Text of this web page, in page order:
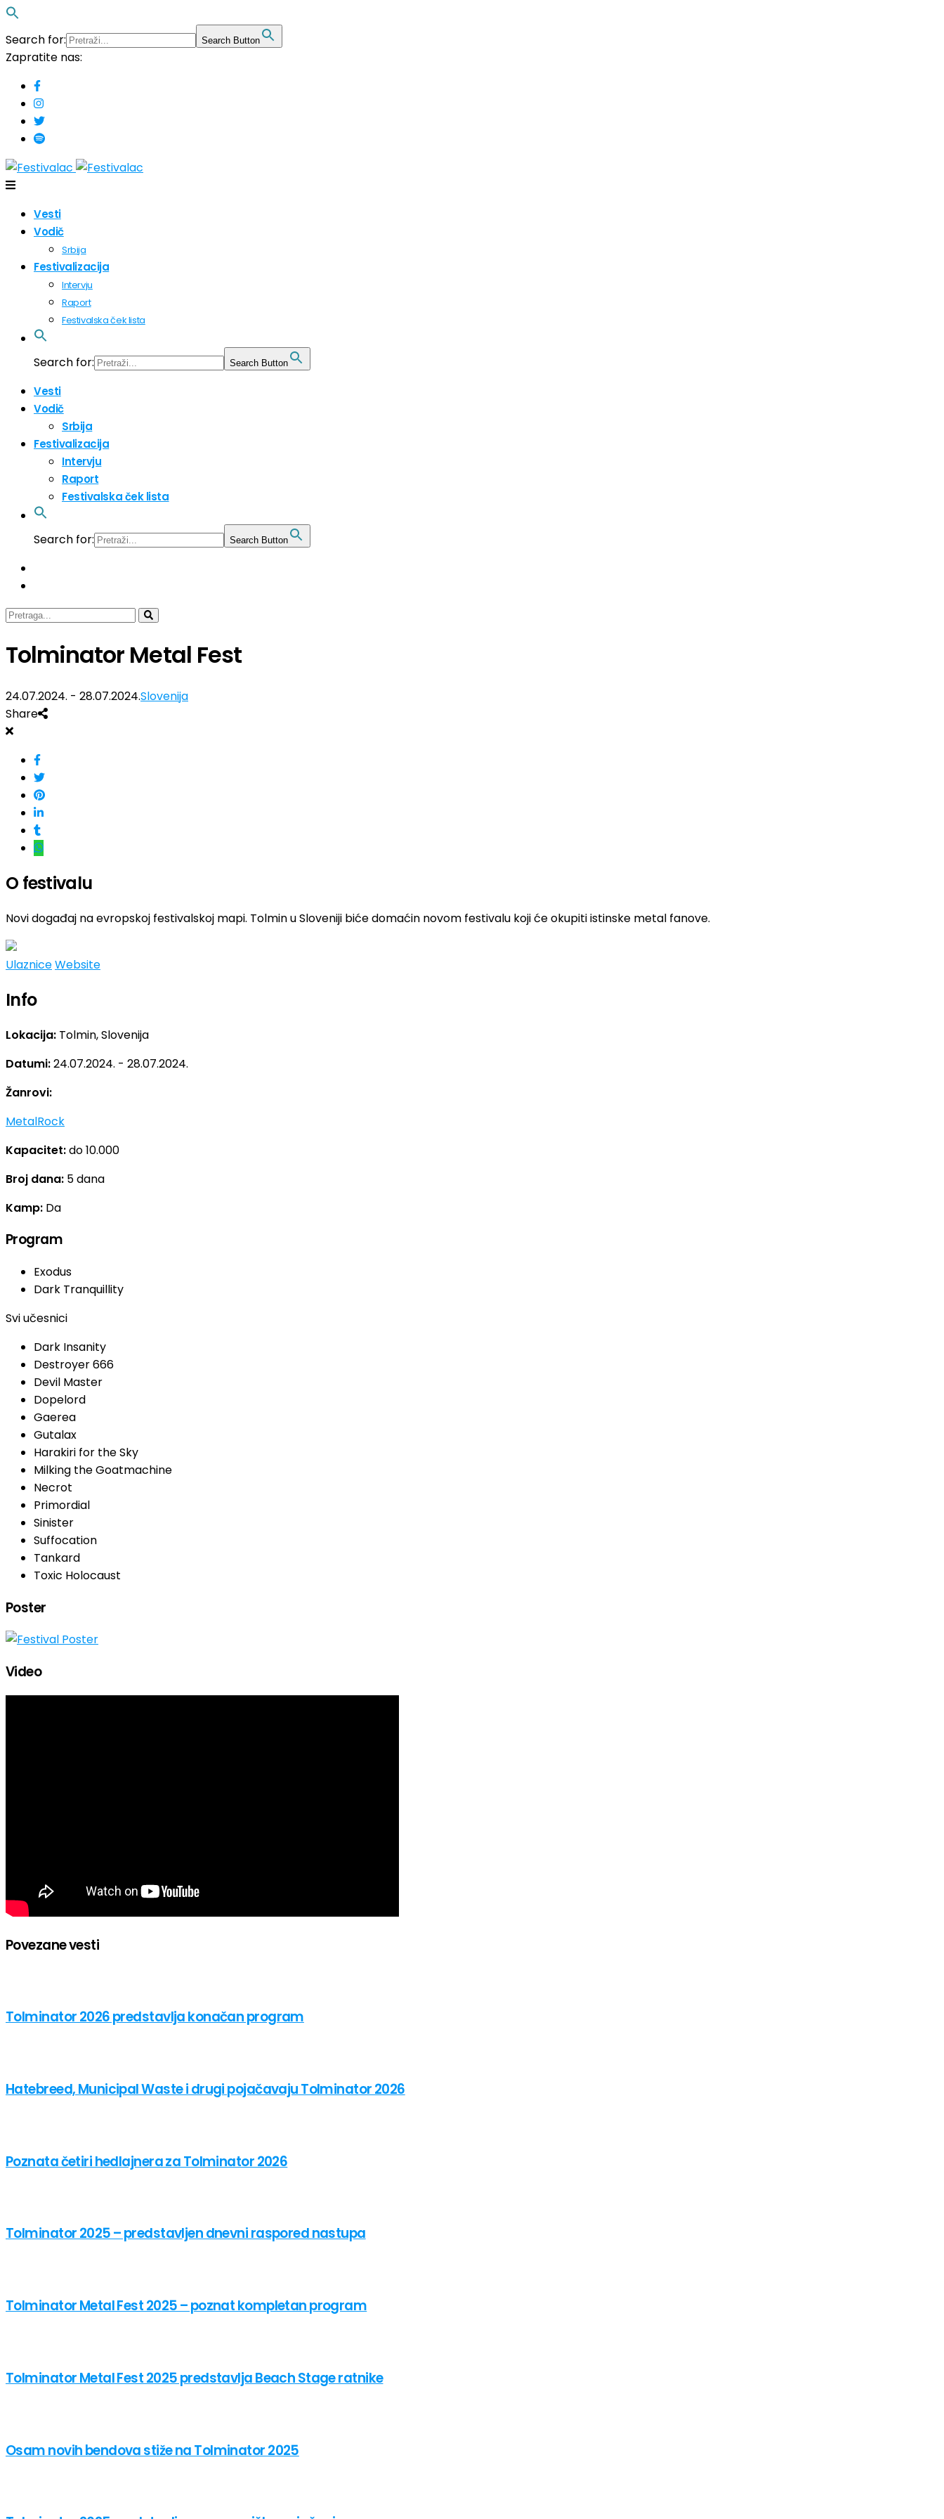
Search for: Search Button
Zapratite nas:
Vesti
Vodič
Srbija
Festivalizacija
Intervju
Raport
Festivalska ček lista
Search for: Search Button
Vesti
Vodič
Srbija
Festivalizacija
Intervju
Raport
Festivalska ček lista
Search for: Search Button
Tolminator Metal Fest
24.07.2024. - 28.07.2024.Slovenija
Share
O festivalu
Novi događaj na evropskoj festivalskoj mapi. Tolmin u Sloveniji biće domaćin novom festivalu koji će okupiti istinske metal fanove.
UlazniceWebsite
Info
Lokacija: Tolmin, Slovenija
Datumi:24.07.2024. - 28.07.2024.
Žanrovi:
MetalRock
Kapacitet:do 10.000
Broj dana: 5 dana
Kamp: Da
Program
Exodus
Dark Tranquillity
Svi učesnici
Dark Insanity
Destroyer 666
Devil Master
Dopelord
Gaerea
Gutalax
Harakiri for the Sky
Milking the Goatmachine
Necrot
Primordial
Sinister
Suffocation
Tankard
Toxic Holocaust
Poster
Video
Povezane vesti
Tolminator 2026 predstavlja konačan program
Hatebreed, Municipal Waste i drugi pojačavaju Tolminator 2026
Poznata četiri hedlajnera za Tolminator 2026
Tolminator 2025 – predstavljen dnevni raspored nastupa
Tolminator Metal Fest 2025 – poznat kompletan program
Tolminator Metal Fest 2025 predstavlja Beach Stage ratnike
Osam novih bendova stiže na Tolminator 2025